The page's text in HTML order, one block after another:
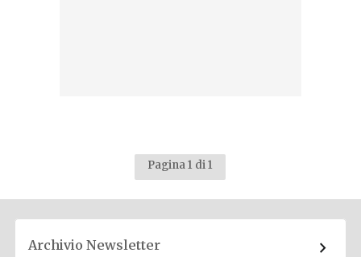
Pagina 1 di 1
Archivio Newsletter